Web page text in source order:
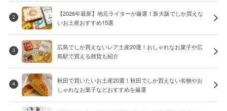
2
【2026年最新】地元ライターが厳選！新大阪でしか買えな
いお土産おすすめ15選
3
広島でしか買えないレア土産20選！おしゃれなお菓子や広
島駅で買える雑貨も紹介
4
秋田で買いたいお土産20選！秋田でしか買えない名物やお
しゃれなお菓子などおすすめを厳選